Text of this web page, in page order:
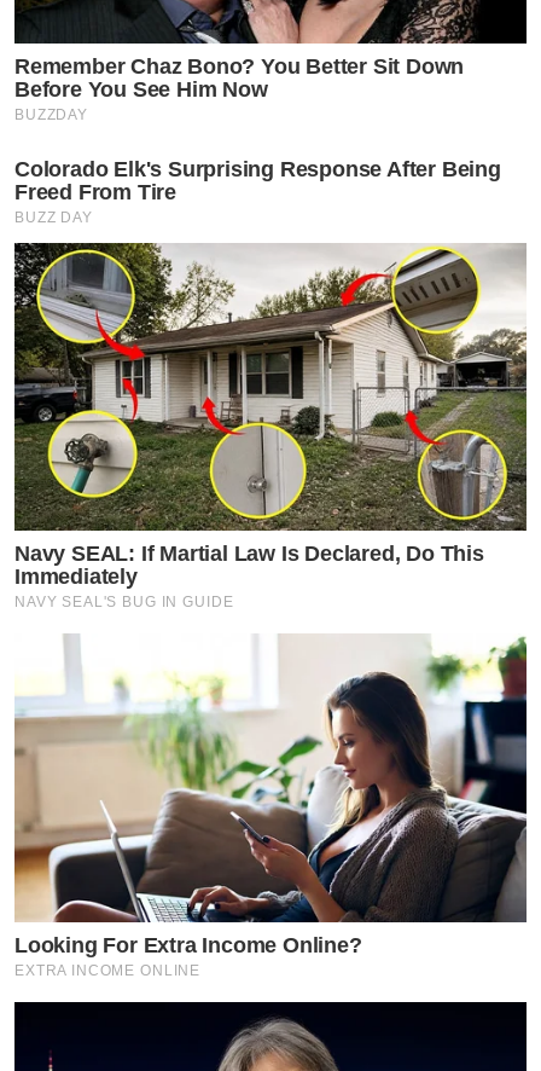
Remember Chaz Bono? You Better Sit Down
Before You See Him Now
BUZZDAY
Colorado Elk's Surprising Response After Being
Freed From Tire
BUZZ DAY
Navy SEAL: If Martial Law Is Declared, Do This
Immediately
NAVY SEAL'S BUG IN GUIDE
Looking For Extra Income Online?
EXTRA INCOME ONLINE